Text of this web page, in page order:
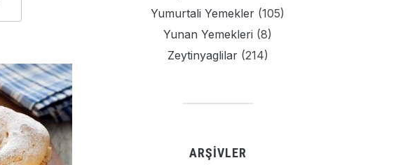
Yumurtali Yemekler (105)
Yunan Yemekleri (8)
Zeytinyaglilar(214)
ARŞIVLER